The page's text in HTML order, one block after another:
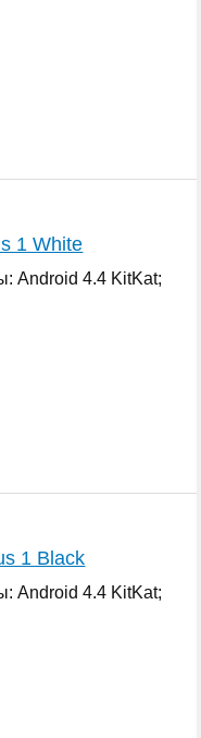
1 White
Android 4.4 KitKat;
1 Black
Android 4.4 KitKat;